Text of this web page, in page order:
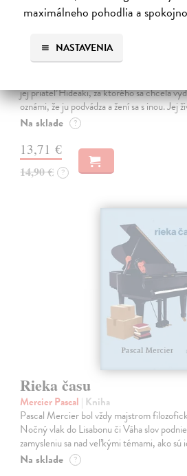
maximálneho pohodlia a
NASTAVENIA
Dni v kníhkupectve
Jagisawa Satoshi| Kniha
jej priateľ Hideaki, za ktorého sa chcela
oznámi, že ju podvádza a žení sa s inou. Jej
Na sklade ?
13,71 €
14,90 € ?
Rieka času
Mercier Pascal | Kniha
Pascal Mercier bol vždy majstrom
Nočný vlak do Lisabonu či Váha slov
zamysleniu sa nad veľkými témami, ako
Na sklade ?